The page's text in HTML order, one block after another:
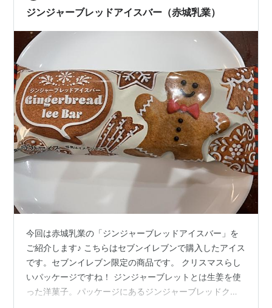
ジンジャーブレッドアイスバー（赤城乳業）
今回は赤城乳業の「ジンジャーブレッドアイスバー」を
ご紹介します♪ こちらはセブンイレブンで購入したアイス
です。セブンイレブン限定の商品です。 クリスマスらし
いパッケージですね！ ジンジャーブレットとは生姜を使
った洋菓子。パッケージにあるジンジャーブレッドクッ